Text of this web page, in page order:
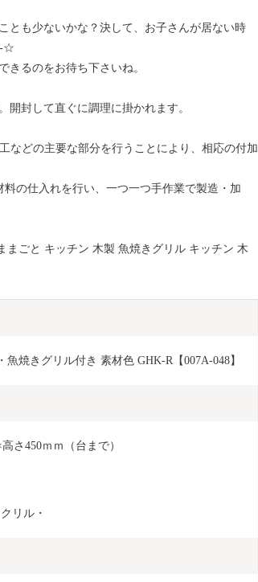
とも少ないかな？決して、お子さんが居ない時
☆
きるのをお待ち下さいね。
開封して直ぐに調理に掛かれます。
どの主要な部分を行うことにより、相応の付加
の仕入れを行い、一つ一つ手作業で製造・加
ごと キッチン 木製 魚焼きグリル キッチン 木
焼きグリル付き 素材色 GHK-R【007A-048】
さ450ｍｍ（台まで）
リル・